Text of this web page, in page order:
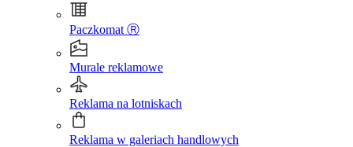
Paczkomat Ⓡ
Murale reklamowe
Reklama na lotniskach
Reklama w galeriach handlowych